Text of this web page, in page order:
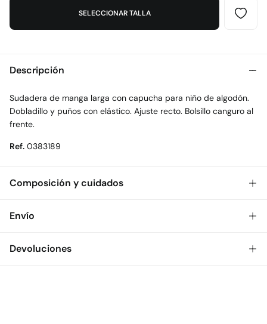
SELECCIONAR TALLA
Descripción
Sudadera de manga larga con capucha para niño de algodón.
Dobladillo y puños con elástico. Ajuste recto. Bolsillo canguro al
frente.
Ref. 0383189
Composición y cuidados
Composición
Cuidados
Envío
Envío a tienda: 2-5 días.
Devoluciones